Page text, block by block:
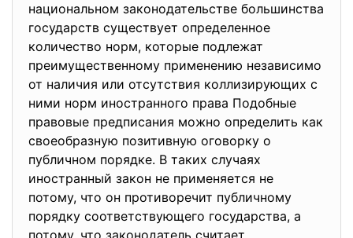
национальном законодательстве большинства
государств существует определенное
количество норм, которые подлежат
преимущественному применению независимо
от наличия или отсутствия коллизирующих с
ними норм иностранного права Подобные
правовые предписания можно определить как
своеобразную позитивную оговорку о
публичном порядке. В таких случаях
иностранный закон не применяется не
потому, что он противоречит публичному
порядку соответствующего государства, а
потому, что законодатель считает